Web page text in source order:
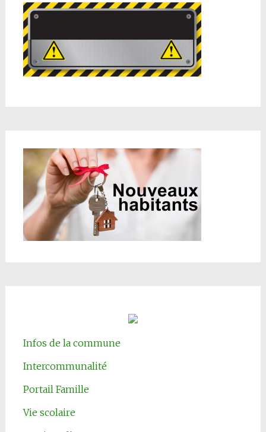
Infos de la commune
Intercommunalité
Portail Famille
Vie scolaire